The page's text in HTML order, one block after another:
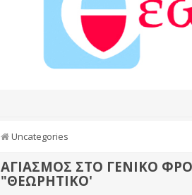
Uncategories
ΑΓΙΑΣΜΟΣ ΣΤΟ ΓΕΝΙΚΟ
"ΘΕΩΡΗΤΙΚΟ'